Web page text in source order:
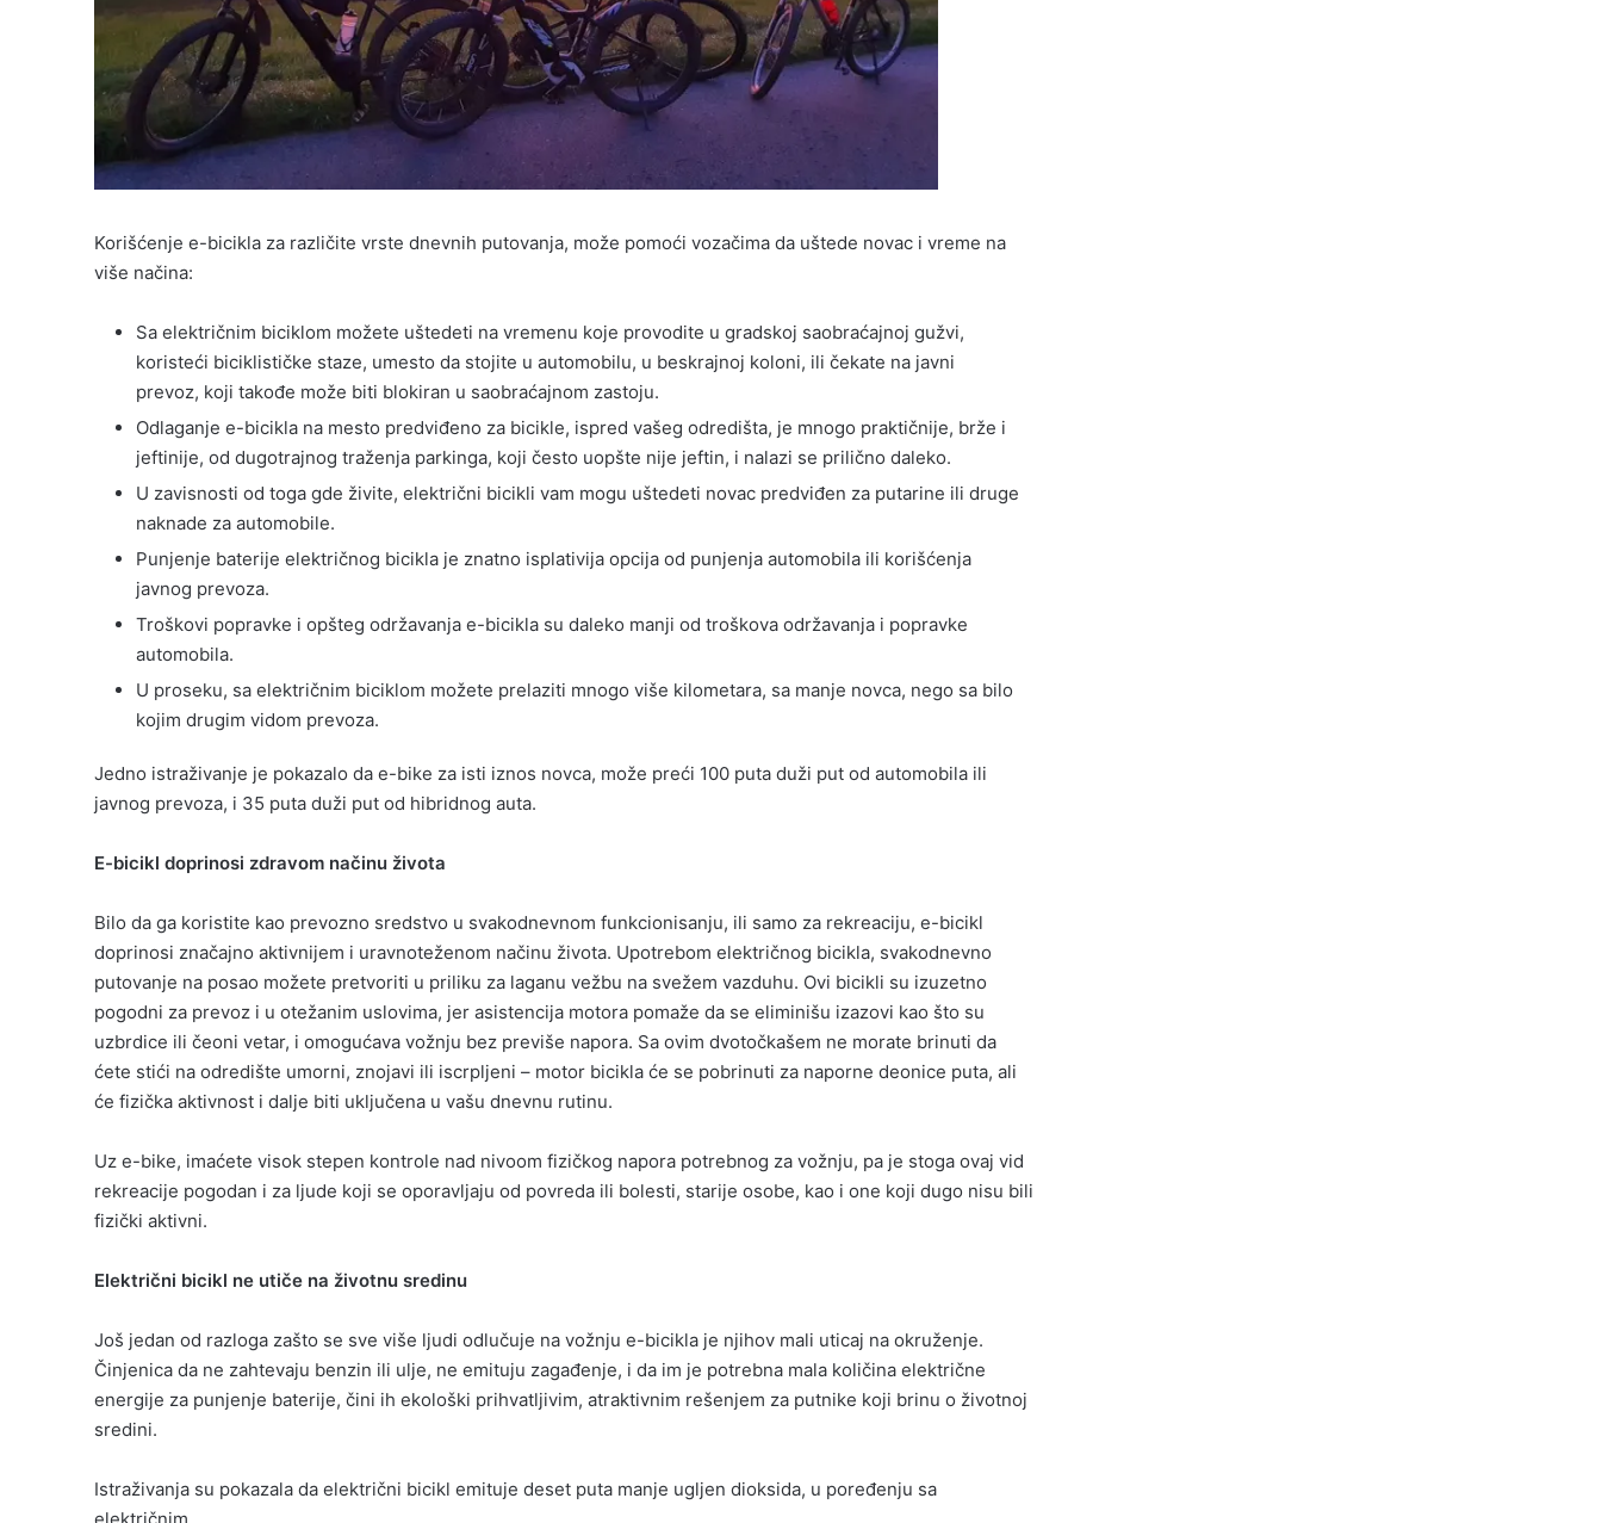
Korišćenje e-bicikla za različite vrste dnevnih putovanja, može pomoći vozačima da uštede novac i vreme na
više načina:
Sa električnim biciklom možete uštedeti na vremenu koje provodite u gradskoj saobraćajnoj gužvi,
koristeći biciklističke staze, umesto da stojite u automobilu, u beskrajnoj koloni, ili čekate na javni
prevoz, koji takođe može biti blokiran u saobraćajnom zastoju.
Odlaganje e-bicikla na mesto predviđeno za bicikle, ispred vašeg odredišta, je mnogo praktičnije, brže i
jeftinije, od dugotrajnog traženja parkinga, koji često uopšte nije jeftin, i nalazi se prilično daleko.
U zavisnosti od toga gde živite, električni bicikli vam mogu uštedeti novac predviđen za putarine ili druge
naknade za automobile.
Punjenje baterije električnog bicikla je znatno isplativija opcija od punjenja automobila ili korišćenja
javnog prevoza.
Troškovi popravke i opšteg održavanja e-bicikla su daleko manji od troškova održavanja i popravke
automobila.
U proseku, sa električnim biciklom možete prelaziti mnogo više kilometara, sa manje novca, nego sa bilo
kojim drugim vidom prevoza.
Jedno istraživanje je pokazalo da e-bike za isti iznos novca, može preći 100 puta duži put od automobila ili
javnog prevoza, i 35 puta duži put od hibridnog auta.
E-bicikl doprinosi zdravom načinu života
Bilo da ga koristite kao prevozno sredstvo u svakodnevnom funkcionisanju, ili samo za rekreaciju, e-bicikl
doprinosi značajno aktivnijem i uravnoteženom načinu života. Upotrebom električnog bicikla, svakodnevno
putovanje na posao možete pretvoriti u priliku za laganu vežbu na svežem vazduhu. Ovi bicikli su izuzetno
pogodni za prevoz i u otežanim uslovima, jer asistencija motora pomaže da se eliminišu izazovi kao što su
uzbrdice ili čeoni vetar, i omogućava vožnju bez previše napora. Sa ovim dvotočkašem ne morate brinuti da
ćete stići na odredište umorni, znojavi ili iscrpljeni – motor bicikla će se pobrinuti za naporne deonice puta, ali
će fizička aktivnost i dalje biti uključena u vašu dnevnu rutinu.
Uz e-bike, imaćete visok stepen kontrole nad nivoom fizičkog napora potrebnog za vožnju, pa je stoga ovaj vid
rekreacije pogodan i za ljude koji se oporavljaju od povreda ili bolesti, starije osobe, kao i one koji dugo nisu bili
fizički aktivni.
Električni bicikl ne utiče na životnu sredinu
Još jedan od razloga zašto se sve više ljudi odlučuje na vožnju e-bicikla je njihov mali uticaj na okruženje.
Činjenica da ne zahtevaju benzin ili ulje, ne emituju zagađenje, i da im je potrebna mala količina električne
energije za punjenje baterije, čini ih ekološki prihvatljivim, atraktivnim rešenjem za putnike koji brinu o životnoj
sredini.
Istraživanja su pokazala da električni bicikl emituje deset puta manje ugljen dioksida, u poređenju sa